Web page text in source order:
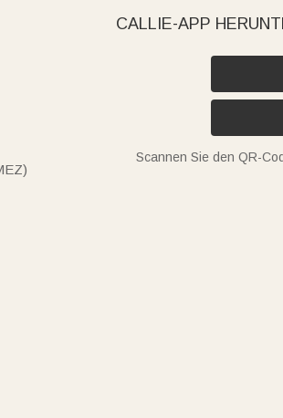
CALLIE-APP
Scannen Sie den QR-